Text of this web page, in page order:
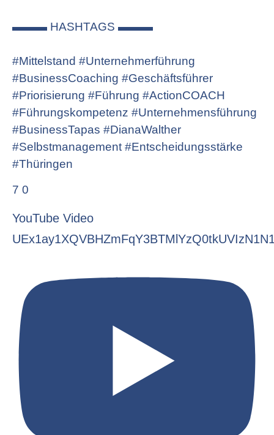
▬▬▬ HASHTAGS ▬▬▬
#Mittelstand #Unternehmerführung
#BusinessCoaching #Geschäftsführer
#Priorisierung #Führung #ActionCOACH
#Führungskompetenz #Unternehmensführung
#BusinessTapas #DianaWalther
#Selbstmanagement #Entscheidungsstärke
#Thüringen
7 0
YouTube Video